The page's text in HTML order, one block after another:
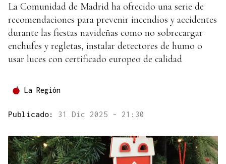
La Comunidad de Madrid ha ofrecido una serie de
recomendaciones para prevenir incendios y accidentes
durante las fiestas navideñas como no sobrecargar
enchufes y regletas, instalar detectores de humo o
usar luces con certificado europeo de calidad
La Región
Publicado: 31 Dic 2025 - 21:30